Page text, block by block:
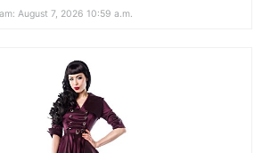
August 7, 2026 10:59 a.m.